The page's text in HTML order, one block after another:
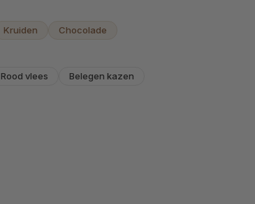
Kruiden Chocolade
Rood vlees Belegen kazen